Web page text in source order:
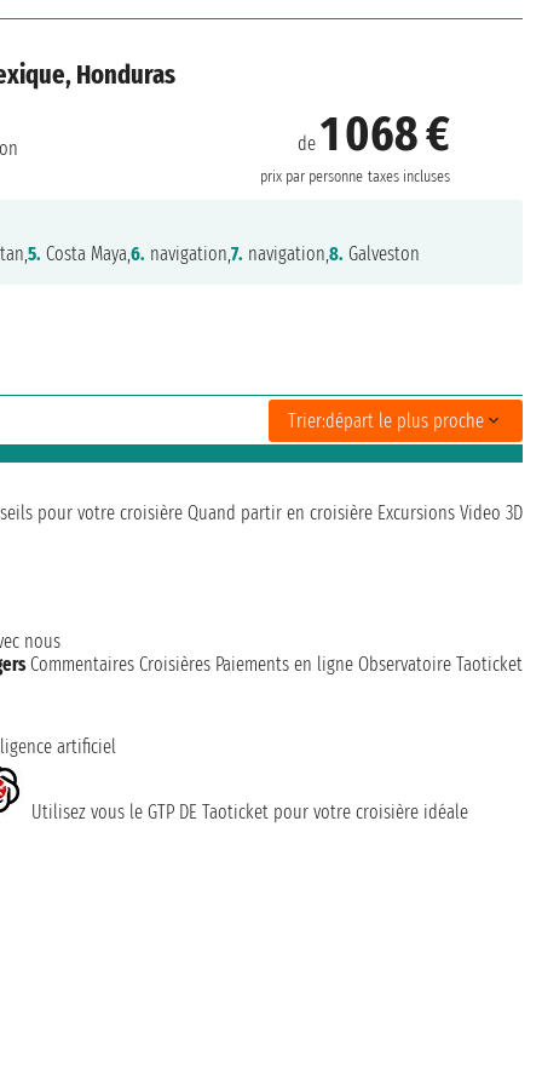
Honduras
de 1 068 €
prix par personne taxes incluses
5. Costa Maya,6. navigation,7. navigation,8. Galveston
Trier:départ le plus proche
pour votre croisière Quand partir en croisière Excursions Video 3D
nous
Commentaires Croisières Paiements en ligne Observatoire Taoticket
artificiel
Utilisez vous le GTP DE Taoticket pour votre croisière idéale